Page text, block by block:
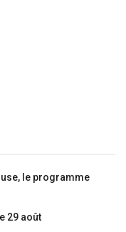
le programme
29 août